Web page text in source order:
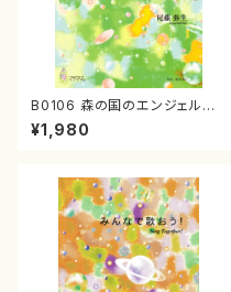
B0106 森の国のエンジェルた
ち（ピアノ連弾/尾藤弥生/楽譜）
¥1,980